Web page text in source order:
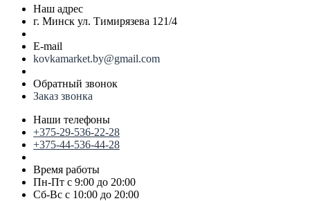
Наш адрес
г. Минск ул. Тимирязева 121/4
E-mail
kovkamarket.by@gmail.com
Обратный звонок
Заказ звонка
Наши телефоны
+375-29-536-22-28
+375-44-536-44-28
Время работы
Пн-Пт с 9:00 до 20:00
Сб-Вс с 10:00 до 20:00